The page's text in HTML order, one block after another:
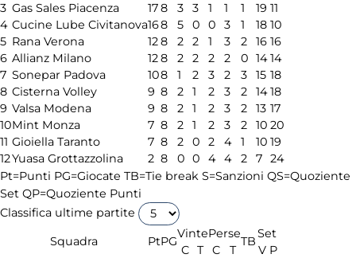
3 Gas Sales Piacenza 178 3 3 1 1 1 19 11
4 Cucine Lube Civitanova168 5 0 0 3 1 18 10
5 Rana Verona 128 2 2 1 3 2 16 16
6 Allianz Milano 128 2 2 2 2 0 1414
7 Sonepar Padova 108 1 2 3 2 3 15 18
8 Cisterna Volley 9 8 2 1 2 3 2 1418
9 Valsa Modena 9 8 2 1 2 3 2 13 17
10Mint Monza 7 8 2 1 2 3 2 10 20
11 Gioiella Taranto 7 8 2 0 2 4 1 10 19
12Yuasa Grottazzolina 2 8 0 0 4 4 2 7 24
Pt=Punti PG=Giocate TB=Tie break S=Sanzioni QS=Quoziente
Set QP=Quoziente Punti
Classifica ultime partite
Squadra
PtPG
VintePerse
TB
Set
C T C T V P